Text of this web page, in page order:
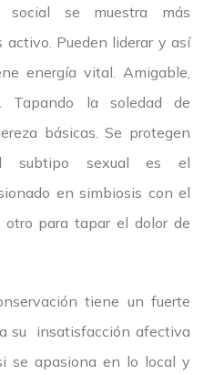
social se muestra más
Pueden liderar y así
energía vital. Amigable,
Tapando la soledad de
básicas. Se protegen
subtipo sexual es el
en simbiosis con el
otro para tapar el dolor de
tiene un fuerte
su insatisfacción afectiva
se apasiona en lo local y